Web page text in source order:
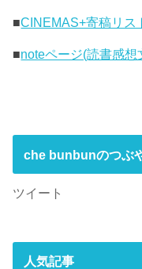
■CINEMAS+寄稿リス
■noteページ(読書感
che bunbunのつぶ
ツイート
人気記事